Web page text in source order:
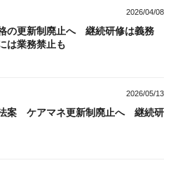
2026/04/08
の更新制廃止へ 継続研修は義務
は業務禁止も
2026/05/13
案 ケアマネ更新制廃止へ 継続研